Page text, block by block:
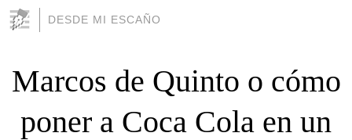
DESDE MI ESCAÑO
Marcos de Quinto o cómo
poner a Coca Cola en un